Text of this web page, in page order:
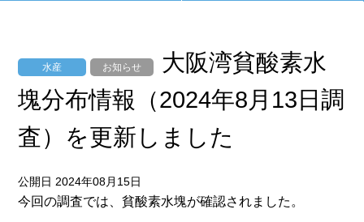
水産 お知らせ
大阪湾貧酸素水
塊分布情報（2024年8月13日調
査）を更新しました
公開日 2024年08月15日
今回の調査では、貧酸素水塊が確認されました。